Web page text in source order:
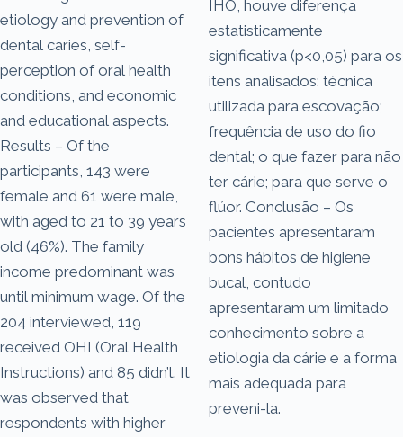
etiology and prevention of
dental caries, self-
perception of oral health
conditions, and economic
and educational aspects.
Results – Of the
participants, 143 were
female and 61 were male,
with aged to 21 to 39 years
old (46%). The family
income predominant was
until minimum wage. Of the
204 interviewed, 119
received OHI (Oral Health
Instructions) and 85 didn’t. It
was observed that
respondents with higher
IHO, houve diferença
estatisticamente
significativa (p<0,05) para os
itens analisados: técnica
utilizada para escovação;
frequência de uso do fio
dental; o que fazer para não
ter cárie; para que serve o
flúor. Conclusão – Os
pacientes apresentaram
bons hábitos de higiene
bucal, contudo
apresentaram um limitado
conhecimento sobre a
etiologia da cárie e a forma
mais adequada para
preveni-la.